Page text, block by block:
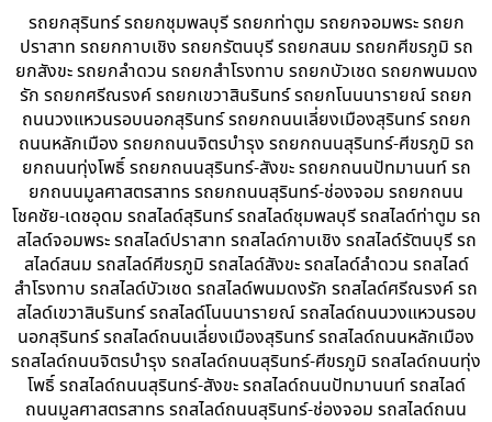
รถยกสุรินทร์ รถยกชุมพลบุรี รถยกท่าตูม รถยกจอมพระ รถยก
ปราสาท รถยกกาบเชิง รถยกรัตนบุรี รถยกสนม รถยกศีขรภูมิ รถ
ยกสังขะ รถยกลำดวน รถยกสำโรงทาบ รถยกบัวเชด รถยกพนมดง
รัก รถยกศรีณรงค์ รถยกเขวาสินรินทร์ รถยกโนนนารายณ์ รถยก
ถนนวงแหวนรอบนอกสุรินทร์ รถยกถนนเลี่ยงเมืองสุรินทร์ รถยก
ถนนหลักเมือง รถยกถนนจิตรบำรุง รถยกถนนสุรินทร์-ศีขรภูมิ รถ
ยกถนนทุ่งโพธิ์ รถยกถนนสุรินทร์-สังขะ รถยกถนนปัทมานนท์ รถ
ยกถนนมูลศาสตรสาทร รถยกถนนสุรินทร์-ช่องจอม รถยกถนน
โชคชัย-เดชอุดม รถสไลด์สุรินทร์ รถสไลด์ชุมพลบุรี รถสไลด์ท่าตูม รถ
สไลด์จอมพระ รถสไลด์ปราสาท รถสไลด์กาบเชิง รถสไลด์รัตนบุรี รถ
สไลด์สนม รถสไลด์ศีขรภูมิ รถสไลด์สังขะ รถสไลด์ลำดวน รถสไลด์
สำโรงทาบ รถสไลด์บัวเชด รถสไลด์พนมดงรัก รถสไลด์ศรีณรงค์ รถ
สไลด์เขวาสินรินทร์ รถสไลด์โนนนารายณ์ รถสไลด์ถนนวงแหวนรอบ
นอกสุรินทร์ รถสไลด์ถนนเลี่ยงเมืองสุรินทร์ รถสไลด์ถนนหลักเมือง
รถสไลด์ถนนจิตรบำรุง รถสไลด์ถนนสุรินทร์-ศีขรภูมิ รถสไลด์ถนนทุ่ง
โพธิ์ รถสไลด์ถนนสุรินทร์-สังขะ รถสไลด์ถนนปัทมานนท์ รถสไลด์
ถนนมูลศาสตรสาทร รถสไลด์ถนนสุรินทร์-ช่องจอม รถสไลด์ถนน